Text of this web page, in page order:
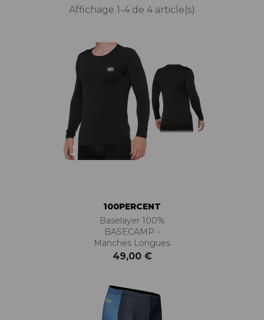
Affichage 1-4 de 4 article(s)
100PERCENT
Baselayer 100%
BASECAMP -
Manches Longues
49,00 €